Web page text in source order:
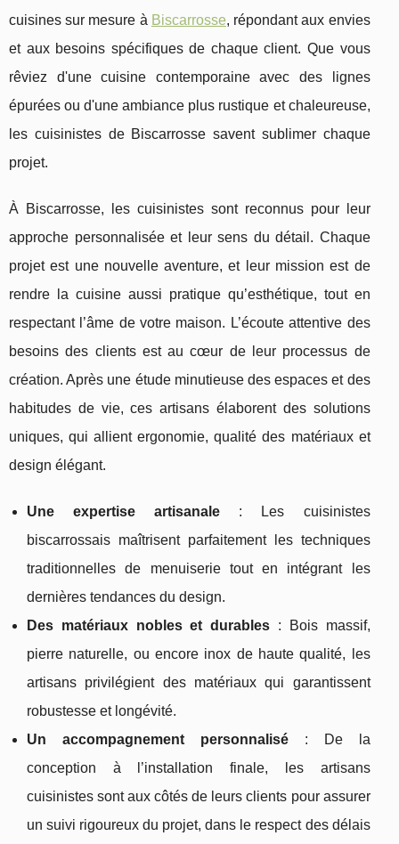
cuisines sur mesure à Biscarrosse, répondant aux envies
et aux besoins spécifiques de chaque client. Que vous
rêviez d'une cuisine contemporaine avec des lignes
épurées ou d'une ambiance plus rustique et chaleureuse,
les cuisinistes de Biscarrosse savent sublimer chaque
projet.
À Biscarrosse, les cuisinistes sont reconnus pour leur
approche personnalisée et leur sens du détail. Chaque
projet est une nouvelle aventure, et leur mission est de
rendre la cuisine aussi pratique qu’esthétique, tout en
respectant l’âme de votre maison. L’écoute attentive des
besoins des clients est au cœur de leur processus de
création. Après une étude minutieuse des espaces et des
habitudes de vie, ces artisans élaborent des solutions
uniques, qui allient ergonomie, qualité des matériaux et
design élégant.
Une expertise artisanale : Les cuisinistes
biscarrossais maîtrisent parfaitement les techniques
traditionnelles de menuiserie tout en intégrant les
dernières tendances du design.
Des matériaux nobles et durables : Bois massif,
pierre naturelle, ou encore inox de haute qualité, les
artisans privilégient des matériaux qui garantissent
robustesse et longévité.
Un accompagnement personnalisé: De la
conception à l’installation finale, les artisans
cuisinistes sont aux côtés de leurs clients pour assurer
un suivi rigoureux du projet, dans le respect des délais